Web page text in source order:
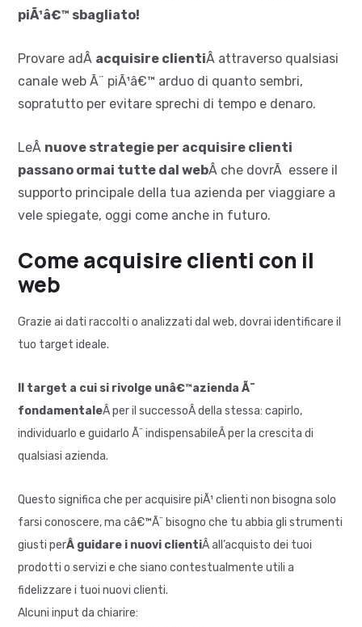
piÃ¹â€™ sbagliato!
Provare adÂ acquisire clientiÂ attraverso qualsiasi
canale web Ã¨ piÃ¹â€™ arduo di quanto sembri,
sopratutto per evitare sprechi di tempo e denaro.
LeÂ nuove strategie per acquisire clienti
passano ormai tutte dal webÂ che dovrÃ essere il
supporto principale della tua azienda per viaggiare a
vele spiegate, oggi come anche in futuro.
Come acquisire clienti con il
web
Grazie ai dati raccolti o analizzati dal web, dovrai identificare il
tuo target ideale.
Il target a cui si rivolge unâ€™azienda Ã¨
fondamentaleÂ per il successoÂ della stessa: capirlo,
individuarlo e guidarlo Ã¨ indispensabileÂ per la crescita di
qualsiasi azienda.
Questo significa che per acquisire piÃ¹ clienti non bisogna solo
farsi conoscere, ma câ€™Ã¨ bisogno che tu abbia gli strumenti
giusti perÂ guidare i nuovi clientiÂ all’acquisto dei tuoi
prodotti o servizi e che siano contestualmente utili a
fidelizzare i tuoi nuovi clienti.
Alcuni input da chiarire: